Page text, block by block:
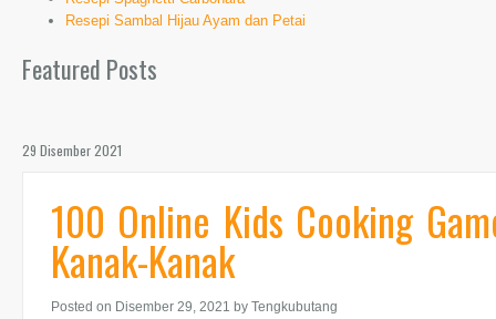
Resepi Sambal Hijau Ayam dan Petai
Featured Posts
29 Disember 2021
100 Online Kids Cooking
Kanak-Kanak
Posted on Disember 29, 2021 by Tengkubutang